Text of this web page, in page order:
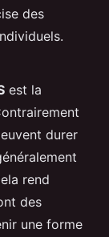
des
est la
durer
rend
des
une forme